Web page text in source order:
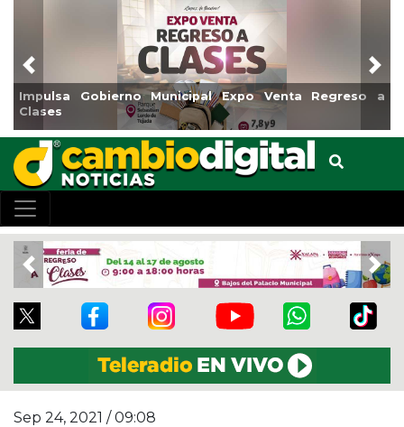
Expo Venta Regreso a
Reabrirá
Centro
Previous
Previous
Sep 24, 2021 / 09:08